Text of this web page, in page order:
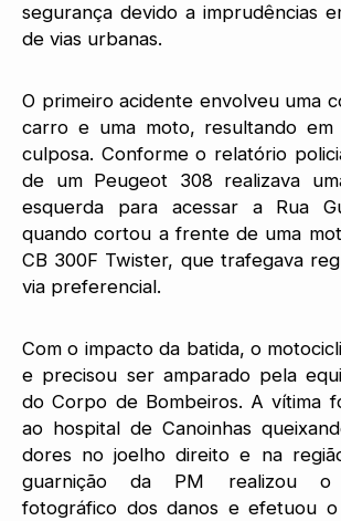
segurança devido a imprudências
de vias urbanas.
O primeiro acidente envolveu uma
carro e uma moto, resultando em
culposa. Conforme o relatório
de um Peugeot 308 realizava
esquerda para acessar a Rua
quando cortou a frente de uma
CB 300F Twister, que trafegava
via preferencial.
Com o impacto da batida, o
e precisou ser amparado pela
do Corpo de Bombeiros. A vítima
ao hospital de Canoinhas
dores no joelho direito e na
guarnição da PM realizou o
fotográfico dos danos e efetuou